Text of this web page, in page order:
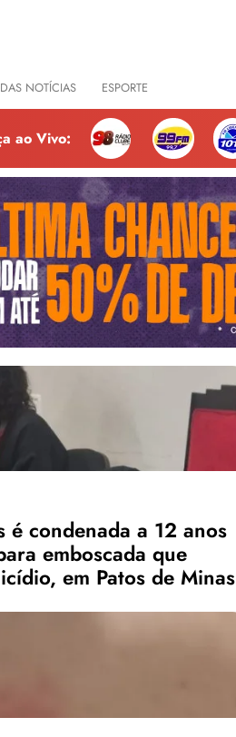
NOTÍCIAS ESPORTE
ao Vivo:
é condenada a 12 anos
emboscada que
em Patos de Minas